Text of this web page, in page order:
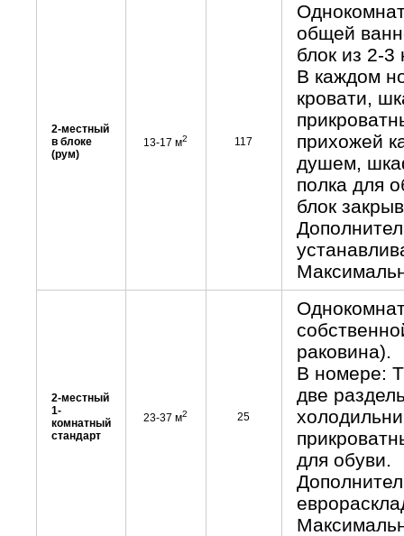
2-местный
в блоке
(рум)
13-17 м2 117
общей
блок из 2-3
В каждом
кровати,
прихожей
душем,
полка для
блок
2-местный
1-
комнатный
стандарт
23-37 м2 25
раковина).
В номере:
две
для обуви.